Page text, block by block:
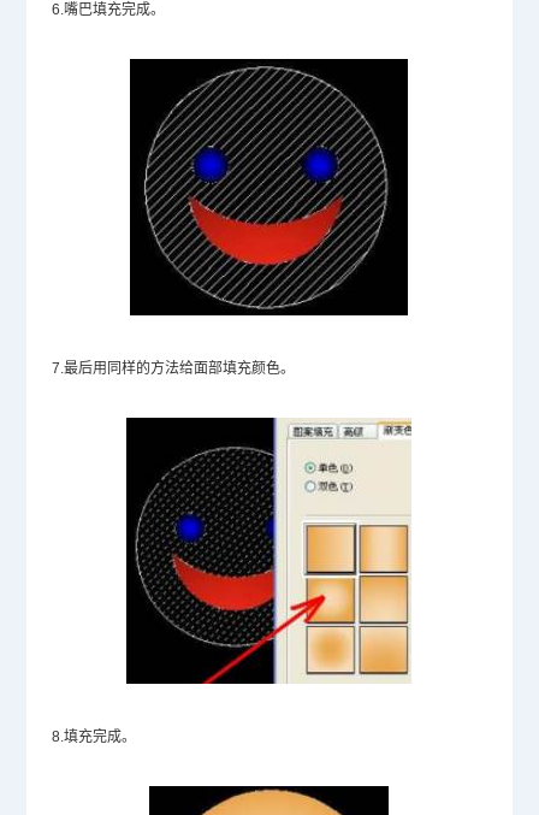
6.嘴巴填充完成。
7.最后用同样的方法给面部填充颜色。
8.填充完成。